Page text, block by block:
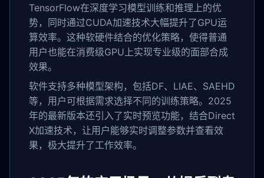
TensorFlow在深度学习模型训练和推理上的优
势，同时通过CUDA加速技术大幅提升了GPU运
算效率。这种软硬件结合的优化策略，使得普通
用户也能在消费级GPU上实现专业级的面部合成
效果。
软件支持多种模型架构，包括DF、LIAE、SAEHD
等，用户可根据需求选择不同的训练策略。2025
年的最新版本还引入了实时预览功能，结合Direct
X加速技术，让用户能够实时调整参数并查看效
果，极大提升了工作效率。